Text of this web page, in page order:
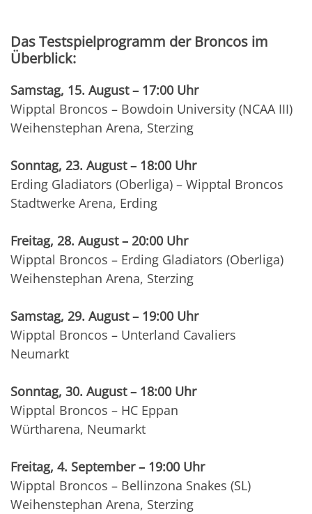
Das Testspielprogramm der Broncos im
Überblick:
Samstag, 15. August – 17:00 Uhr
Wipptal Broncos – Bowdoin University (NCAA III)
Weihenstephan Arena, Sterzing
Sonntag, 23. August – 18:00 Uhr
Erding Gladiators (Oberliga) – Wipptal Broncos
Stadtwerke Arena, Erding
Freitag, 28. August – 20:00 Uhr
Wipptal Broncos – Erding Gladiators (Oberliga)
Weihenstephan Arena, Sterzing
Samstag, 29. August – 19:00 Uhr
Wipptal Broncos – Unterland Cavaliers
Neumarkt
Sonntag, 30. August – 18:00 Uhr
Wipptal Broncos – HC Eppan
Würtharena, Neumarkt
Freitag, 4. September – 19:00 Uhr
Wipptal Broncos – Bellinzona Snakes (SL)
Weihenstephan Arena, Sterzing